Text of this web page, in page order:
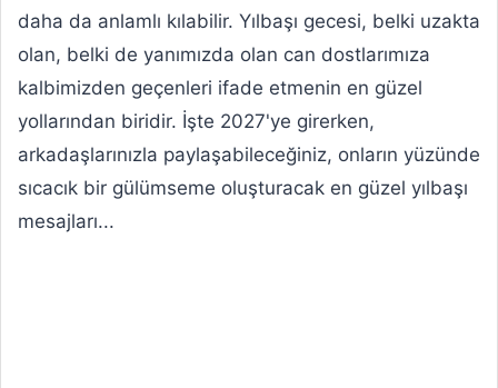
daha da anlamlı kılabilir. Yılbaşı gecesi, belki uzakta
olan, belki de yanımızda olan can dostlarımıza
kalbimizden geçenleri ifade etmenin en güzel
yollarından biridir. İşte 2027'ye girerken,
arkadaşlarınızla paylaşabileceğiniz, onların yüzünde
sıcacık bir gülümseme oluşturacak en güzel yılbaşı
mesajları...